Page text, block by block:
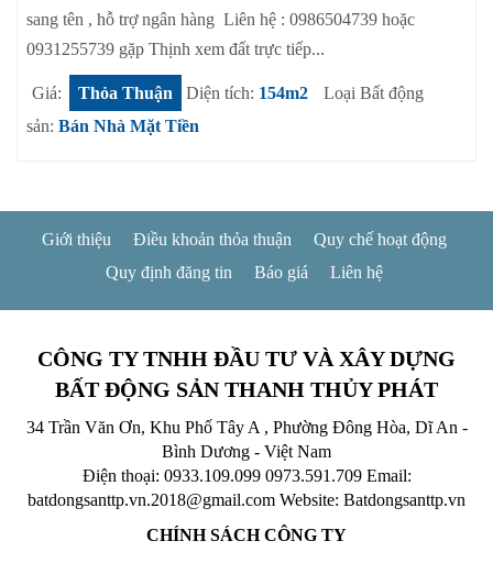
sang tên , hỗ trợ ngân hàng Liên hệ : 0986504739 hoặc
0931255739 gặp Thịnh xem đất trực tiếp...
Giá: Thỏa Thuận Diện tích: 154m2
Loại Bất động
sản: Bán Nhà Mặt Tiền
Giới thiệu Điều khoản thỏa thuận
Quy chế hoạt động
Quy định đăng tin
Báo giá Liên hệ
CÔNG TY TNHH ĐẦU TƯ VÀ XÂY DỰNG
BẤT ĐỘNG SẢN THANH THỦY PHÁT
34 Trần Văn Ơn, Khu Phố Tây A , Phường Đông Hòa, Dĩ An -
Bình Dương - Việt Nam
Điện thoại: 0933.109.099 0973.591.709 Email:
batdongsanttp.vn.2018@gmail.com Website: Batdongsanttp.vn
CHÍNH SÁCH CÔNG TY